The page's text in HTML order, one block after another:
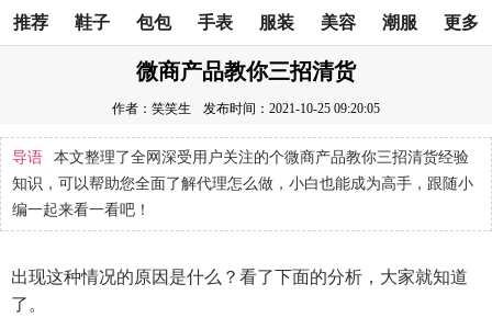
推荐 鞋子 包包 手表 服装 美容 潮服 更多
微商产品教你三招清货
作者：笑笑生 发布时间：2021-10-25 09:20:05
导语
本文整理了全网深受用户关注的个微商产品教你三招清货经验
知识，可以帮助您全面了解代理怎么做，小白也能成为高手，跟随小
编一起来看一看吧！
出现这种情况的原因是什么？看了下面的分析，大家就知道
了。